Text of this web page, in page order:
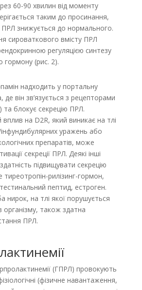
60-90 хвилин від моменту
таким до просинання,
ПРЛ знижується до нормального.
сироваткового вмісту ПРЛ
регуляцією синтезу
гормону (рис. 2).
надходить у портальну
де він зв’язується з рецепторами
та блокує секрецію ПРЛ.
вплив на D2R, який виникає на тлі
уражень або
препаратів, може
секреції ПРЛ. Деякі інші
підвищувати секрецію
тиреотропін-рилізинг-гормон,
пептид, естроген.
нирок, на тлі якої порушується
також здатна
ПРЛ.
(ГПРЛ) провокують
(фізичне навантаження,